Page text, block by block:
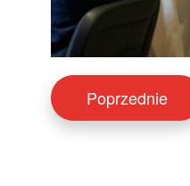
Poprzednie